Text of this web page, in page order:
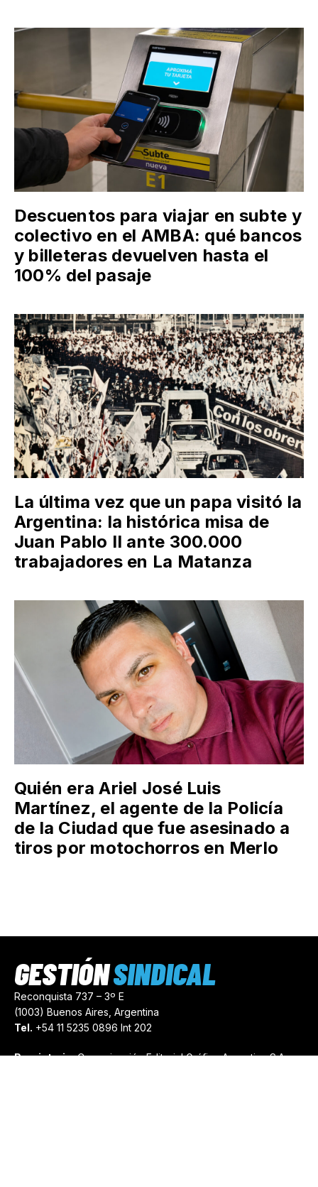
Descuentos para viajar en subte y
colectivo en el AMBA: qué bancos
y billeteras devuelven hasta el
100% del pasaje
La última vez que un papa visitó la
Argentina: la histórica misa de
Juan Pablo II ante 300.000
trabajadores en La Matanza
Quién era Ariel José Luis
Martínez, el agente de la Policía
de la Ciudad que fue asesinado a
tiros por motochorros en Merlo
Reconquista 737 – 3º E
(1003) Buenos Aires, Argentina
Tel. +54 11 5235 0896 Int 202
Propietario:Comunicación Editorial Gráfica Argentina S.A.
GESTIÓNSINDICAL